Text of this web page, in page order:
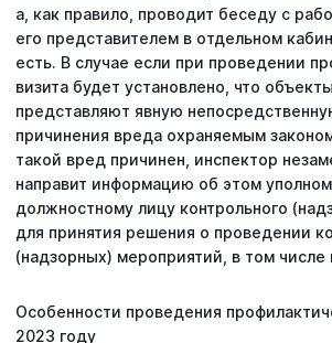
а, как правило, проводит беседу с
его представителем в отдельном
есть. В случае если при проведении
визита будет установлено, что
представляют явную
причинения вреда охраняемым
такой вред причинен, инспектор
направит информацию об этом
должностному лицу контрольного
для принятия решения о проведении
(надзорных) мероприятий, в том числе
Особенности проведения
2023 году